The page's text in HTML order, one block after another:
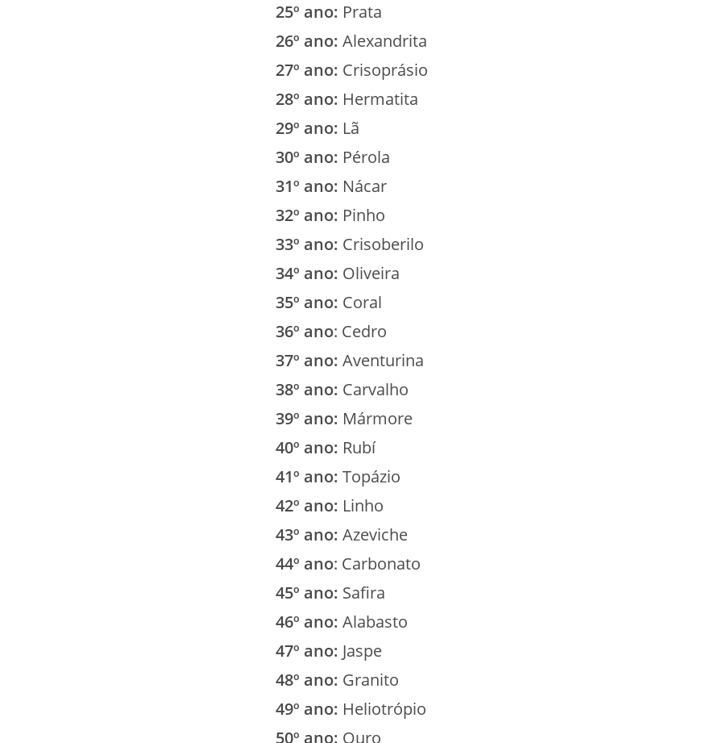
25º ano: Prata
26º ano: Alexandrita
27º ano: Crisoprásio
28º ano: Hermatita
29º ano: Lã
30º ano: Pérola
31º ano: Nácar
32º ano: Pinho
33º ano: Crisoberilo
34º ano: Oliveira
35º ano: Coral
36º ano: Cedro
37º ano: Aventurina
38º ano: Carvalho
39º ano: Mármore
40º ano: Rubí
41º ano: Topázio
42º ano: Linho
43º ano: Azeviche
44º ano: Carbonato
45º ano: Safira
46º ano: Alabasto
47º ano: Jaspe
48º ano: Granito
49º ano: Heliotrópio
50º ano: Ouro